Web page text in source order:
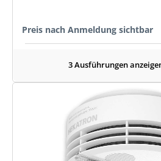
Preis nach Anmeldung sichtbar
3 Ausführungen